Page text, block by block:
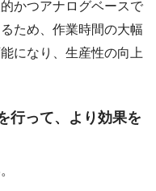
かつアナログベースで
ため、作業時間の大幅
になり、生産性の向上
行って、より効果を